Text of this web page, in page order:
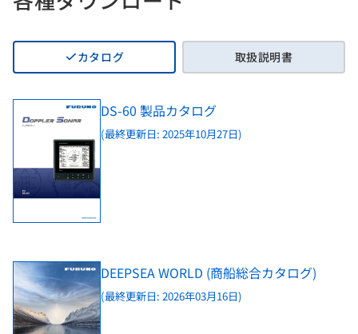
カタログ 取扱説明書
DS-60 製品カタログ
(最終更新日: 2025年10月27日)
DEEPSEA WORLD (商船総合カタログ)
(最終更新日: 2026年03月16日)